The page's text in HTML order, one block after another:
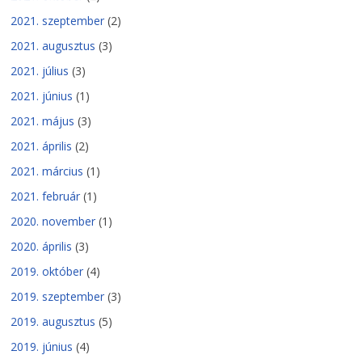
2021. szeptember (2)
2021. augusztus (3)
2021. július (3)
2021. június (1)
2021. május (3)
2021. április (2)
2021. március (1)
2021. február (1)
2020. november (1)
2020. április (3)
2019. október (4)
2019. szeptember (3)
2019. augusztus (5)
2019. június (4)